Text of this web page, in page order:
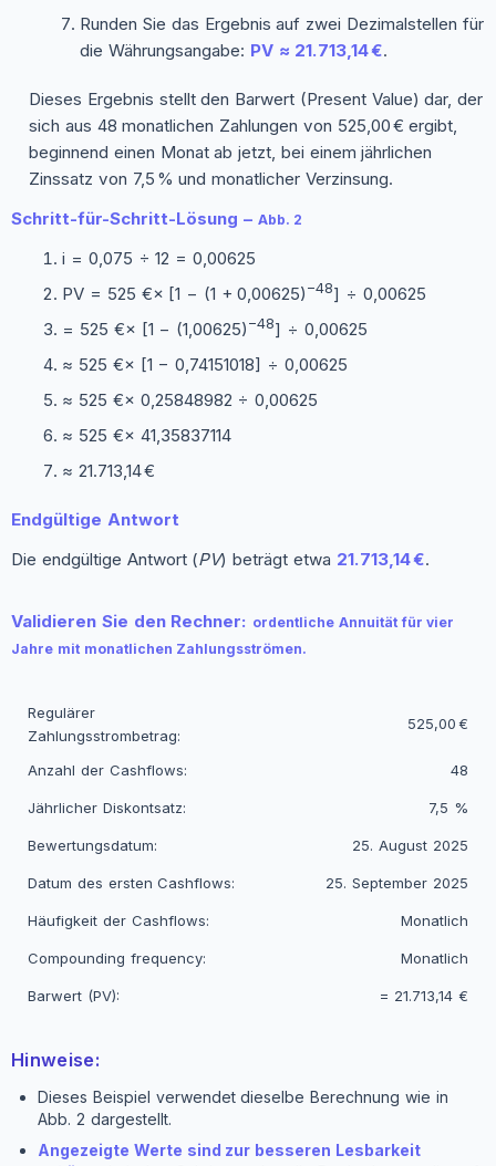
Runden Sie das Ergebnis auf zwei Dezimalstellen für
die Währungsangabe: PV ≈ 21.713,14 €.
Dieses Ergebnis stellt den Barwert (Present Value) dar, der
sich aus 48 monatlichen Zahlungen von 525,00 € ergibt,
beginnend einen Monat ab jetzt, bei einem jährlichen
Zinssatz von 7,5 % und monatlicher Verzinsung.
Schritt-für-Schritt-Lösung – Abb. 2
i = 0,075 ÷ 12 = 0,00625
PV = 525 €× [1 − (1 + 0,00625) −48] ÷ 0,00625
= 525 €× [1 − (1,00625) −48] ÷ 0,00625
≈ 525 €× [1 − 0,74151018] ÷ 0,00625
≈ 525 €× 0,25848982 ÷ 0,00625
≈ 525 €× 41,35837114
≈ 21.713,14 €
Endgültige Antwort
Die endgültige Antwort (PV) beträgt etwa 21.713,14 €.
Validieren Sie den Rechner: ordentliche Annuität für vier
Jahre mit monatlichen Zahlungsströmen.
Regulärer
Zahlungsstrombetrag:
525,00 €
Anzahl der Cashflows: 48
Jährlicher Diskontsatz: 7,5 %
Bewertungsdatum: 25. August 2025
Datum des ersten Cashflows: 25. September 2025
Häufigkeit der Cashflows: Monatlich
Compounding frequency: Monatlich
Barwert (PV): = 21.713,14 €
Hinweise:
Dieses Beispiel verwendet dieselbe Berechnung wie in
Abb. 2 dargestellt.
Angezeigte Werte sind zur besseren Lesbarkeit